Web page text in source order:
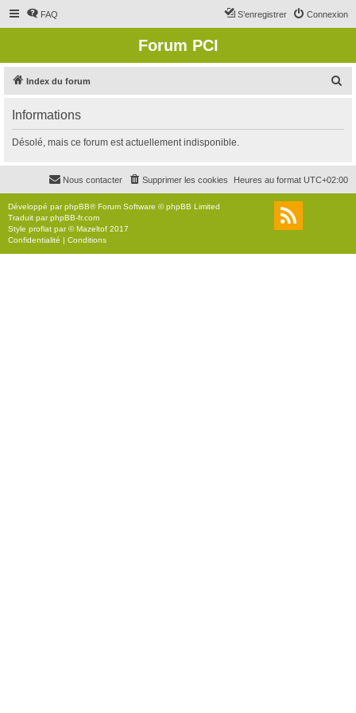
FAQ Connexion
S’enregistrer
Forum PCI
Index du forum
r
c
r
Informations
Désolé, mais ce forum est actuellement indisponible.
Heures au format UTC+02:00
Supprimer les cookies
Nous contacter
Développé parphpBB® Forum Software © phpBB Limited
Traduit parphpBB-fr.com
Style proflat par ©Mazeltof 2017
Confidentialité | Conditions